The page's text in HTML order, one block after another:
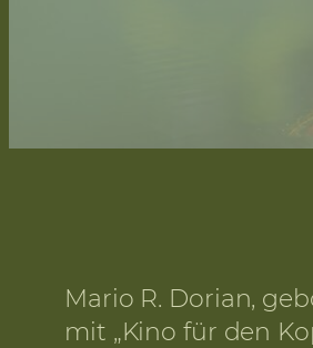
Mario R. Dorian,
mit „Kino für den